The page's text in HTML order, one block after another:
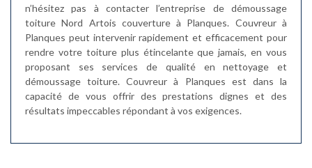
n’hésitez pas à contacter l’entreprise de démoussage
toiture Nord Artois couverture à Planques. Couvreur à
Planques peut intervenir rapidement et efficacement pour
rendre votre toiture plus étincelante que jamais, en vous
proposant ses services de qualité en nettoyage et
démoussage toiture. Couvreur à Planques est dans la
capacité de vous offrir des prestations dignes et des
résultats impeccables répondant à vos exigences.